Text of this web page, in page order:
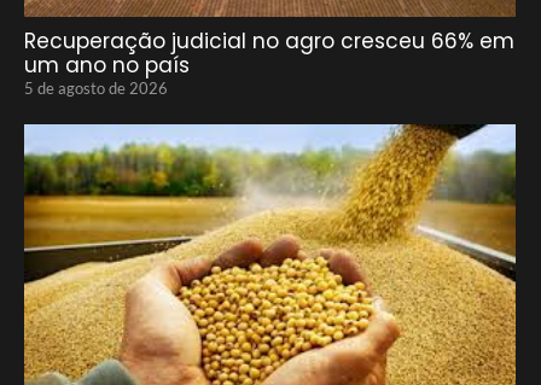
Recuperação judicial no agro cresceu 66% em
um ano no país
5 de agosto de 2026